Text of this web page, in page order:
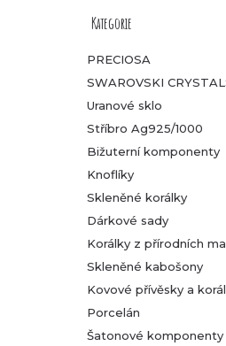
P
o
s
t
r
a
n
n
í
Přeskočit
Kategorie
PRECIOSA
SWAROVSKI
Uranové sklo
Stříbro Ag925/1000
Bižuterní komponenty
Knoflíky
Skleněné korálky
Dárkové sady
Korálky z přírodních
Skleněné kabošony
Kovové přívěsky a
Porcelán
Šatonové komponenty